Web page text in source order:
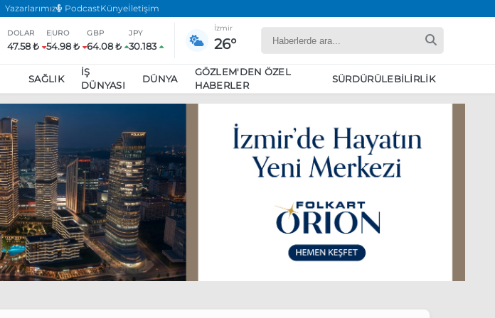
Yazarlarımız PodcastKünyeİletişim
DOLAR
47.58 ₺
EURO
54.98 ₺
GBP
64.08 ₺
JPY
30.183
İzmir
26°
SAĞLIK
İŞ
DÜNYASI
DÜNYA
GÖZLEM'DEN ÖZEL
HABERLER
SÜRDÜRÜLEBILIRLIK
Özgür Özel, Ekrem İmamoğlu’nu ziyaret edecek
Boykot